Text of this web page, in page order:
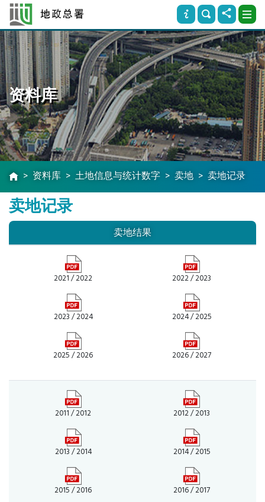
资料库
资料库 土地信息与统计数字 卖地 卖地记录
卖地记录
卖地结果
2021 / 2022 2022 / 2023
2023 / 2024 2024 / 2025
2025 / 2026 2026 / 2027
2011 / 2012 2012 / 2013
2013 / 2014 2014 / 2015
2015 / 2016 2016 / 2017